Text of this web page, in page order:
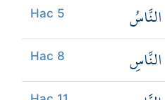
Hac 5 النَّاسُ
Hac 8 النَّاسِ